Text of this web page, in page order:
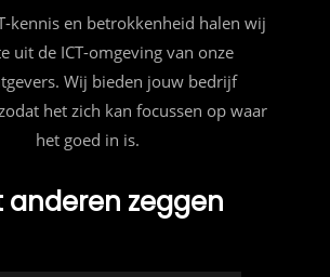
kennis en betrokkenheid halen wij
uit de ICT-omgeving van onze
Wij bieden jouw bedrijf
het zich kan focussen op waar
het goed in is.
anderen zeggen